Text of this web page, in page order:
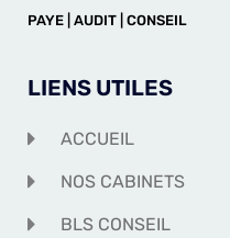
PAYE | AUDIT | CONSEIL
LIENS UTILES
ACCUEIL
NOS CABINETS
BLS CONSEIL